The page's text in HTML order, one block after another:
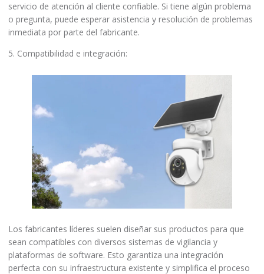
servicio de atención al cliente confiable. Si tiene algún problema
o pregunta, puede esperar asistencia y resolución de problemas
inmediata por parte del fabricante.
5. Compatibilidad e integración:
Los fabricantes líderes suelen diseñar sus productos para que
sean compatibles con diversos sistemas de vigilancia y
plataformas de software. Esto garantiza una integración
perfecta con su infraestructura existente y simplifica el proceso